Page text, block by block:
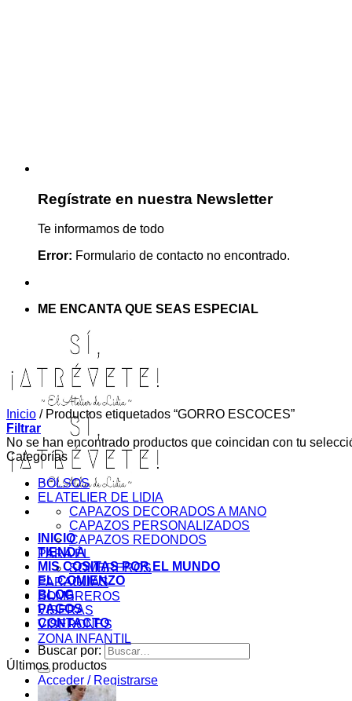
Regístrate en nuestra Newsletter
Te informamos de todo
Error: Formulario de contacto no encontrado.
ME ENCANTA QUE SEAS ESPECIAL
INICIO
TIENDA
MIS COSITAS POR EL MUNDO
EL COMIENZO
BLOG
PAGOS
CONTACTO
Buscar por:
Acceder / Registrarse
Inicio /Productos etiquetados “GORRO ESCOCES”
Filtrar
No se han encontrado productos que coincidan con tu
Categorías
BOLSOS
EL ATELIER DE LIDIA
CAPAZOS DECORADOS A MANO
CAPAZOS PERSONALIZADOS
CAPAZOS REDONDOS
PARA ÉL
SOMBREROS
PARAGUAS
SOMBREROS
VISERAS
VISERONES
ZONA INFANTIL
Últimos productos